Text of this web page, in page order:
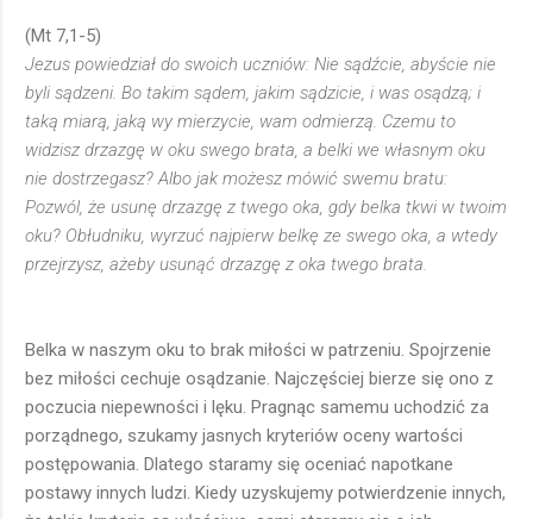
(Mt 7,1-5)
Jezus powiedział do swoich uczniów: Nie sądźcie, abyście nie
byli sądzeni. Bo takim sądem, jakim sądzicie, i was osądzą; i
taką miarą, jaką wy mierzycie, wam odmierzą. Czemu to
widzisz drzazgę w oku swego brata, a belki we własnym oku
nie dostrzegasz? Albo jak możesz mówić swemu bratu:
Pozwól, że usunę drzazgę z twego oka, gdy belka tkwi w twoim
oku? Obłudniku, wyrzuć najpierw belkę ze swego oka, a wtedy
przejrzysz, ażeby usunąć drzazgę z oka twego brata.
Belka w naszym oku to brak miłości w patrzeniu. Spojrzenie
bez miłości cechuje osądzanie. Najczęściej bierze się ono z
poczucia niepewności i lęku. Pragnąc samemu uchodzić za
porządnego, szukamy jasnych kryteriów oceny wartości
postępowania. Dlatego staramy się oceniać napotkane
postawy innych ludzi. Kiedy uzyskujemy potwierdzenie innych,